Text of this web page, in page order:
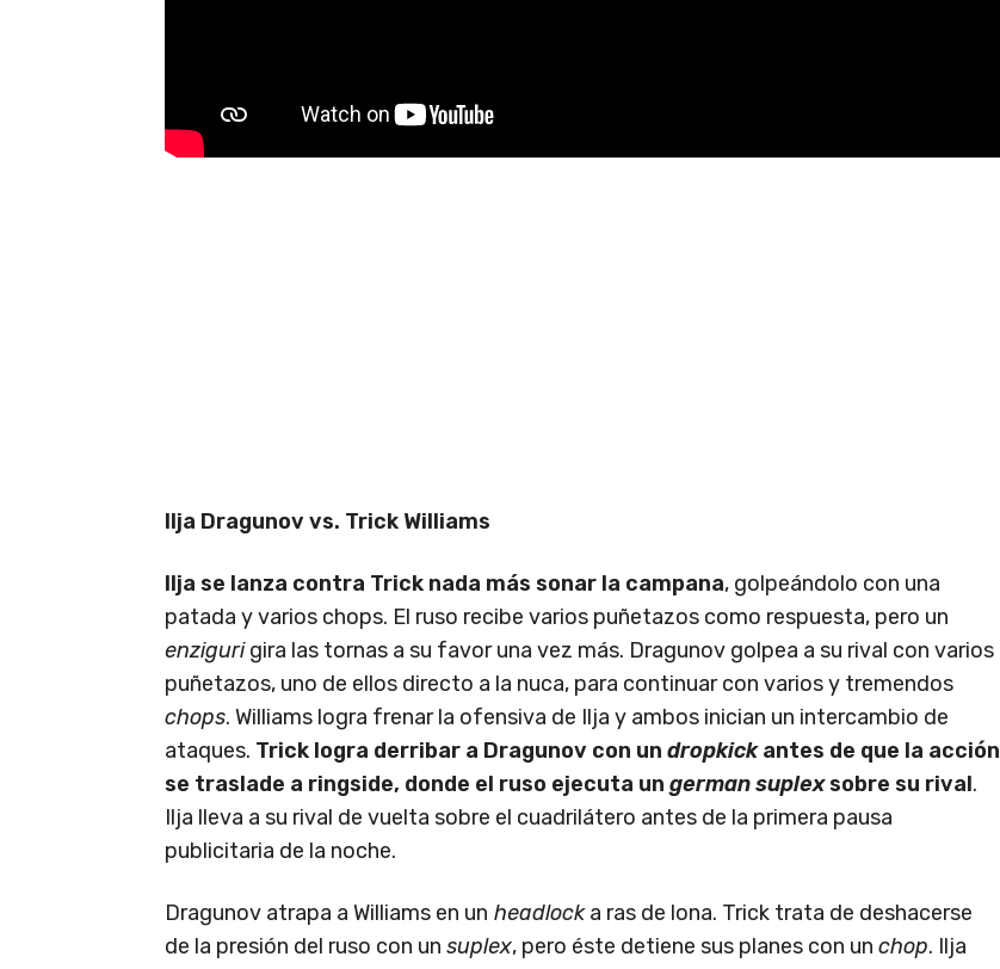
Ilja Dragunov vs. Trick Williams
Ilja se lanza contra Trick nada más sonar la campana, golpeándolo con una
patada y varios chops. El ruso recibe varios puñetazos como respuesta, pero un
enzigurigira las tornas a su favor una vez más. Dragunov golpea a su rival con varios
puñetazos, uno de ellos directo a la nuca, para continuar con varios y tremendos
chops. Williams logra frenar la ofensiva de Ilja y ambos inician un intercambio de
ataques. Trick logra derribar a Dragunov con un dropkickantes de que la acción
se traslade a ringside, donde el ruso ejecuta un german suplexsobre su rival.
Ilja lleva a su rival de vuelta sobre el cuadrilátero antes de la primera pausa
publicitaria de la noche.
Dragunov atrapa a Williams en un headlocka ras de lona. Trick trata de deshacerse
de la presión del ruso con un suplex, pero éste detiene sus planes con un chop. Ilja